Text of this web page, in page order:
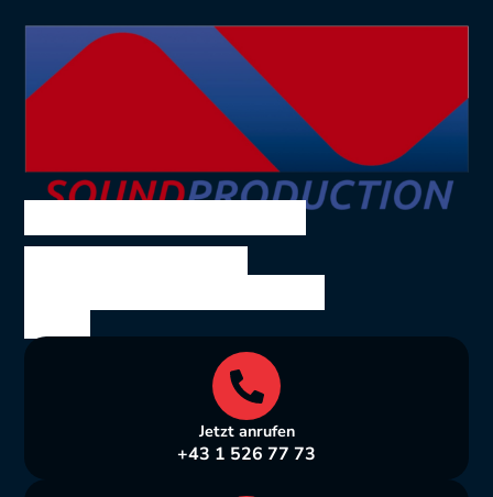
SOUND PRODUCTION
Wien
Jetzt anrufen
+43 1 526 77 73